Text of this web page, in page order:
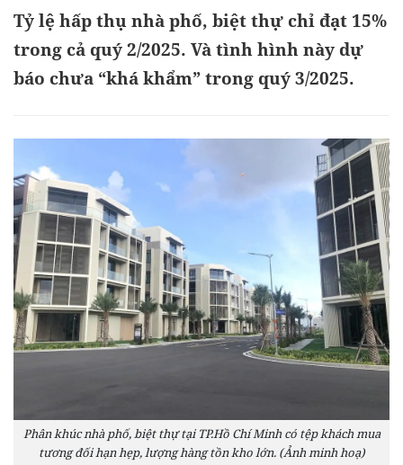
Tỷ lệ hấp thụ nhà phố, biệt thự chỉ đạt 15%
trong cả quý 2/2025. Và tình hình này dự
báo chưa “khá khẩm” trong quý 3/2025.
Phân khúc nhà phố, biệt thự tại TP.Hồ Chí Minh có tệp khách mua
tương đối hạn hẹp, lượng hàng tồn kho lớn. (Ảnh minh hoạ)